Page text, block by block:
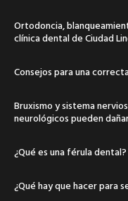
Ortodoncia,
clínica dental de Ciudad
Consejos para una
Bruxismo y sistema
neurológicos pueden
¿Qué es una férula dental?
¿Qué hay que hacer para